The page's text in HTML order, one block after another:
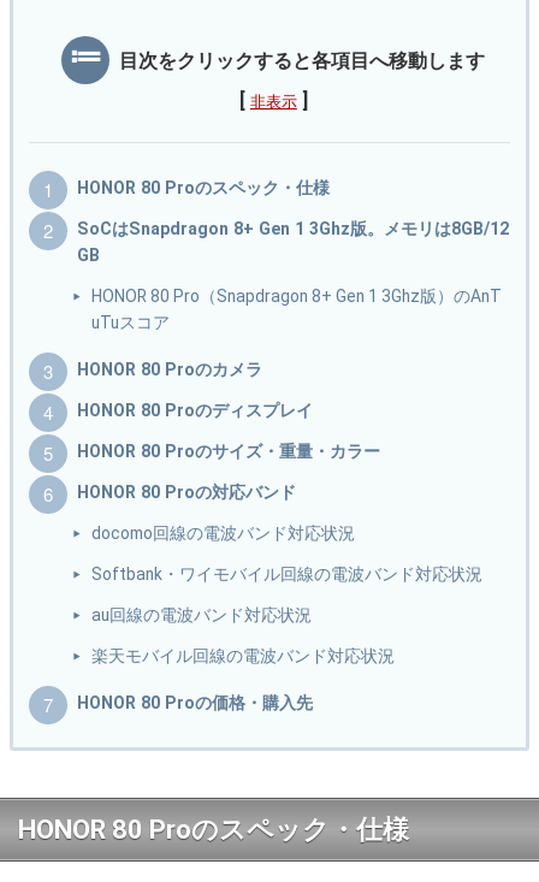
目次をクリックすると各項目へ移動します
非表示
HONOR 80 Proのスペック・仕様
SoCはSnapdragon 8+ Gen 1 3Ghz版。メモリは8GB/12
GB
HONOR 80 Pro（Snapdragon 8+ Gen 1 3Ghz版）のAnT
uTuスコア
HONOR 80 Proのカメラ
HONOR 80 Proのディスプレイ
HONOR 80 Proのサイズ・重量・カラー
HONOR 80 Proの対応バンド
docomo回線の電波バンド対応状況
Softbank・ワイモバイル回線の電波バンド対応状況
au回線の電波バンド対応状況
楽天モバイル回線の電波バンド対応状況
HONOR 80 Proの価格・購入先
HONOR 80 Proのスペック・仕様